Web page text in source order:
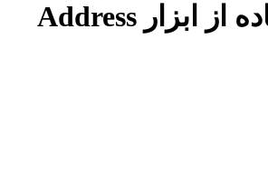
پنل با استفاده از ابزار Address